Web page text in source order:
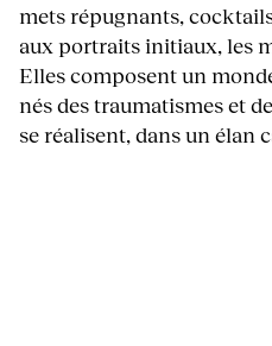
mets répugnants,
aux portraits initiaux, les
Elles composent un
nés des traumatismes et
se réalisent, dans un élan